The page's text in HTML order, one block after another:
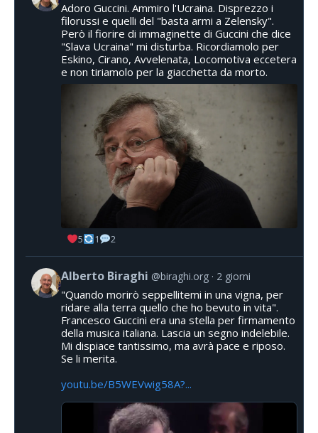
Adoro Guccini. Ammiro l'Ucraina. Disprezzo i
filorussi e quelli del "basta armi a Zelensky".
Però il fiorire di immaginette di Guccini che dice
"Slava Ucraina" mi disturba. Ricordiamolo per
Eskino, Cirano, Avvelenata, Locomotiva eccetera
e non tiriamolo per la giacchetta da morto.
5 1 2
Alberto Biraghi @biraghi.org 2 giorni
"Quando morirò seppellitemi in una vigna, per
ridare alla terra quello che ho bevuto in vita".
Francesco Guccini era una stella per firmamento
della musica italiana. Lascia un segno indelebile.
Mi dispiace tantissimo, ma avrà pace e riposo.
Se li merita.
youtu.be/B5WEVwig58A?...